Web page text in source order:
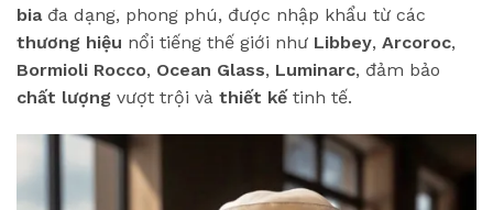
biađa dạng, phong phú, được nhập khẩu từ các
thương hiệu nổi tiếng thế giới như Libbey, Arcoroc,
Bormioli Rocco, Ocean Glass, Luminarc, đảm bảo
chất lượng vượt trội và thiết kếtinh tế.